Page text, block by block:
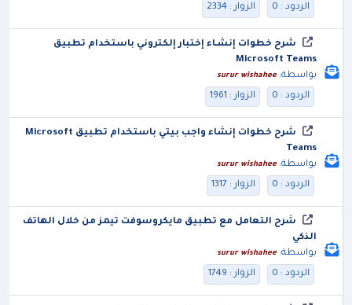
الردود : 0 الزوار : 2334
شرح خطوات إنشـاء إختبار إلكتروني باستخدام تطبيق
Microsoft Teams
بواسطة:surur wishahee
الردود : 0 الزوار : 1961
شرح خطوات إنشاء واجب بيتي باستخدام تطبيق Microsoft
Teams
بواسطة:surur wishahee
الردود : 0 الزوار : 1317
شرح التعامل مع تطبيق مايكروسوفت تيمز من خلال الهاتف
الذكي
بواسطة:surur wishahee
الردود : 0 الزوار : 1749